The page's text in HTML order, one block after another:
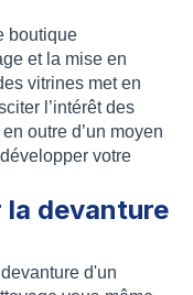
boutique
et la mise en
vitrines met en
l’intérêt des
outre d’un moyen
votre
devanture
d'un